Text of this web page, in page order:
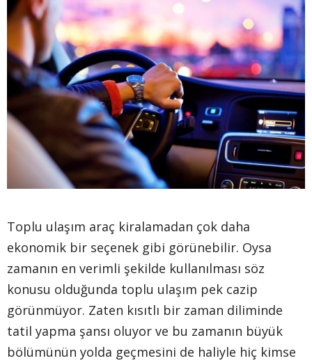
Toplu ulaşım araç kiralamadan çok daha
ekonomik bir seçenek gibi görünebilir. Oysa
zamanın en verimli şekilde kullanılması söz
konusu olduğunda toplu ulaşım pek cazip
görünmüyor. Zaten kısıtlı bir zaman diliminde
tatil yapma şansı oluyor ve bu zamanın büyük
bölümünün yolda geçmesini de haliyle hiç kimse